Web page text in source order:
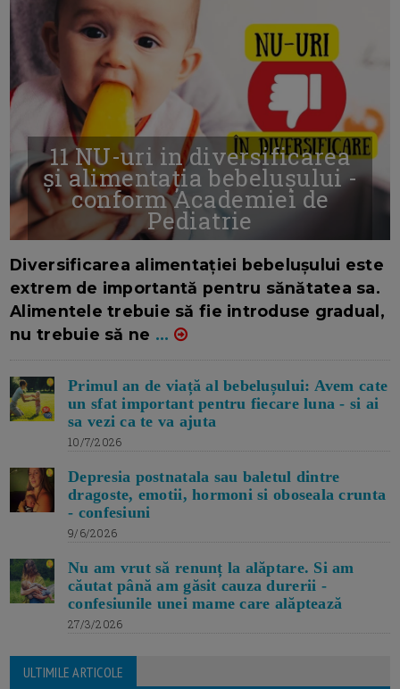
11 NU-uri in diversificarea
și alimentația bebelușului -
conform Academiei de
Pediatrie
Diversificarea alimentației bebelușului este
extrem de importantă pentru sănătatea sa.
Alimentele trebuie să fie introduse gradual,
nu trebuie să ne ...
Primul an de viață al bebelușului: Avem cate
un sfat important pentru fiecare luna - si ai
sa vezi ca te va ajuta
10/7/2026
Depresia postnatala sau baletul dintre
dragoste, emotii, hormoni si oboseala crunta
- confesiuni
9/6/2026
Nu am vrut să renunț la alăptare. Si am
căutat până am găsit cauza durerii -
confesiunile unei mame care alăptează
27/3/2026
ULTIMILE ARTICOLE